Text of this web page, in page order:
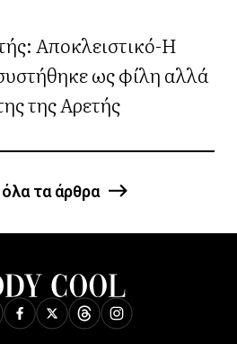
Η
ως φίλη αλλά
της Αρετής
τα άρθρα